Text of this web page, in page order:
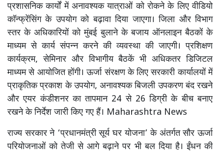
प्रशासनिक कार्यों में अनावश्यक यात्राओं को रोकने के लिए वीडियो
कॉन्फ्रेंसिंग के उपयोग को बढ़ावा दिया जाएगा। जिला और विभाग
स्तर के अधिकारियों को मुंबई बुलाने के बजाय ऑनलाइन बैठकों के
माध्यम से कार्य संपन्न करने की व्यवस्था की जाएगी। प्रशिक्षण
कार्यक्रम, सेमिनार और विभागीय बैठकें भी अधिकतर डिजिटल
माध्यम से आयोजित होंगी। ऊर्जा संरक्षण के लिए सरकारी कार्यालयों में
प्राकृतिक प्रकाश के उपयोग, अनावश्यक बिजली उपकरण बंद रखने
और एयर कंडीशनर का तापमान 24 से 26 डिग्री के बीच बनाए
रखने के निर्देश जारी किए गए हैं। Maharashtra News
राज्य सरकार ने ‘प्रधानमंत्री सूर्य घर योजना’ के अंतर्गत सौर ऊर्जा
परियोजनाओं को तेजी से आगे बढ़ाने पर भी बल दिया है। ईंधन की